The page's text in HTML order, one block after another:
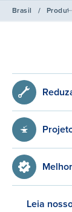
Brasil /
Leia